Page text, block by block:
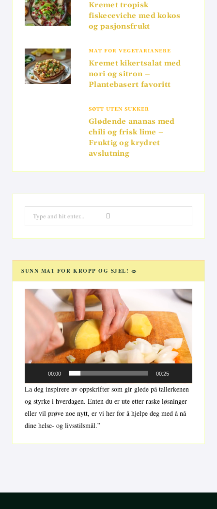
Kremet tropisk
fiskeceviche med kokos
og pasjonsfrukt
MAT FOR VEGETARIANERE
Kremet kikertsalat med
nori og sitron –
Plantebasert favoritt
SØTT UTEN SUKKER
Glødende ananas med
chili og frisk lime –
Fruktig og krydret
avslutning
Search
for:
SUNN MAT FOR KROPP OG SJEL! 🥗
Videoavspiller
00:00 00:25
La deg inspirere av oppskrifter som gir glede på tallerkenen
og styrke i hverdagen. Enten du er ute etter raske løsninger
eller vil prøve noe nytt, er vi her for å hjelpe deg med å nå
dine helse- og livsstilsmål.”